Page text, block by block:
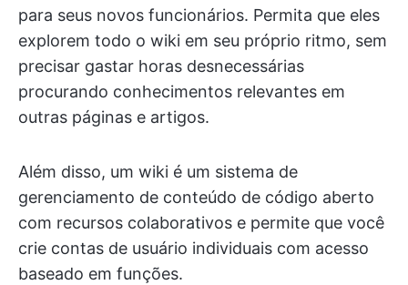
para seus novos funcionários. Permita que eles
explorem todo o wiki em seu próprio ritmo, sem
precisar gastar horas desnecessárias
procurando conhecimentos relevantes em
outras páginas e artigos.
Além disso, um wiki é um sistema de
gerenciamento de conteúdo de código aberto
com recursos colaborativos e permite que você
crie contas de usuário individuais com acesso
baseado em funções.